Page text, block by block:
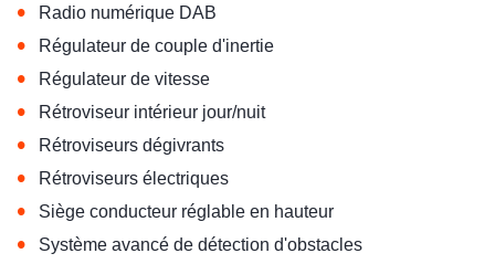
• Radio numérique DAB
• Régulateur de couple d'inertie
• Régulateur de vitesse
• Rétroviseur intérieur jour/nuit
• Rétroviseurs dégivrants
• Rétroviseurs électriques
• Siège conducteur réglable en hauteur
• Système avancé de détection d'obstacles